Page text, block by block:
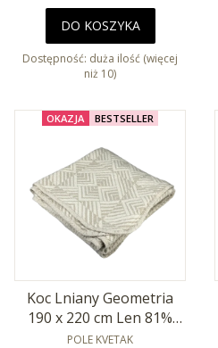
DO KOSZYKA
Dostępność: duża ilość (więcej
niż 10)
OKAZJA BESTSELLER
Koc Lniany Geometria
190 x 220 cm Len 81%
Baw 19%
PRODUCENT
POLE KVETAK